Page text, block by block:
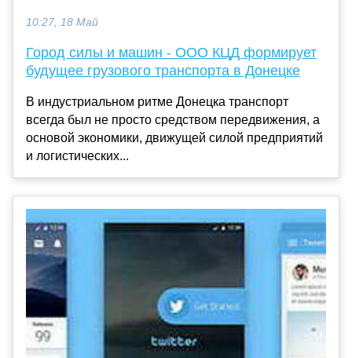
10:27, 18 Май
Город силы и машин - ООО КЦД формирует
будущее грузового транспорта в Донецке
В индустриальном ритме Донецка транспорт
всегда был не просто средством передвижения, а
основой экономики, движущей силой предприятий
и логистических...